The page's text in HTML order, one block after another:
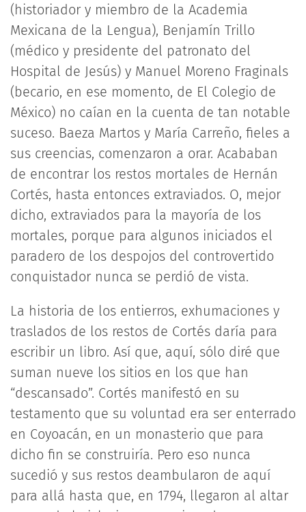
(historiador y miembro de la Academia
Mexicana de la Lengua), Benjamín Trillo
(médico y presidente del patronato del
Hospital de Jesús) y Manuel Moreno Fraginals
(becario, en ese momento, de El Colegio de
México) no caían en la cuenta de tan notable
suceso. Baeza Martos y María Carreño, fieles a
sus creencias, comenzaron a orar. Acababan
de encontrar los restos mortales de Hernán
Cortés, hasta entonces extraviados. O, mejor
dicho, extraviados para la mayoría de los
mortales, porque para algunos iniciados el
paradero de los despojos del controvertido
conquistador nunca se perdió de vista.
La historia de los entierros, exhumaciones y
traslados de los restos de Cortés daría para
escribir un libro. Así que, aquí, sólo diré que
suman nueve los sitios en los que han
“descansado”. Cortés manifestó en su
testamento que su voluntad era ser enterrado
en Coyoacán, en un monasterio que para
dicho fin se construiría. Pero eso nunca
sucedió y sus restos deambularon de aquí
para allá hasta que, en 1794, llegaron al altar